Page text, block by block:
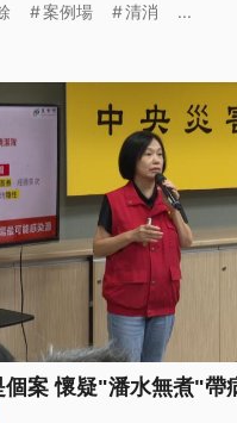
案例場 清消 ...
個案 懷疑"潘水無煮"帶